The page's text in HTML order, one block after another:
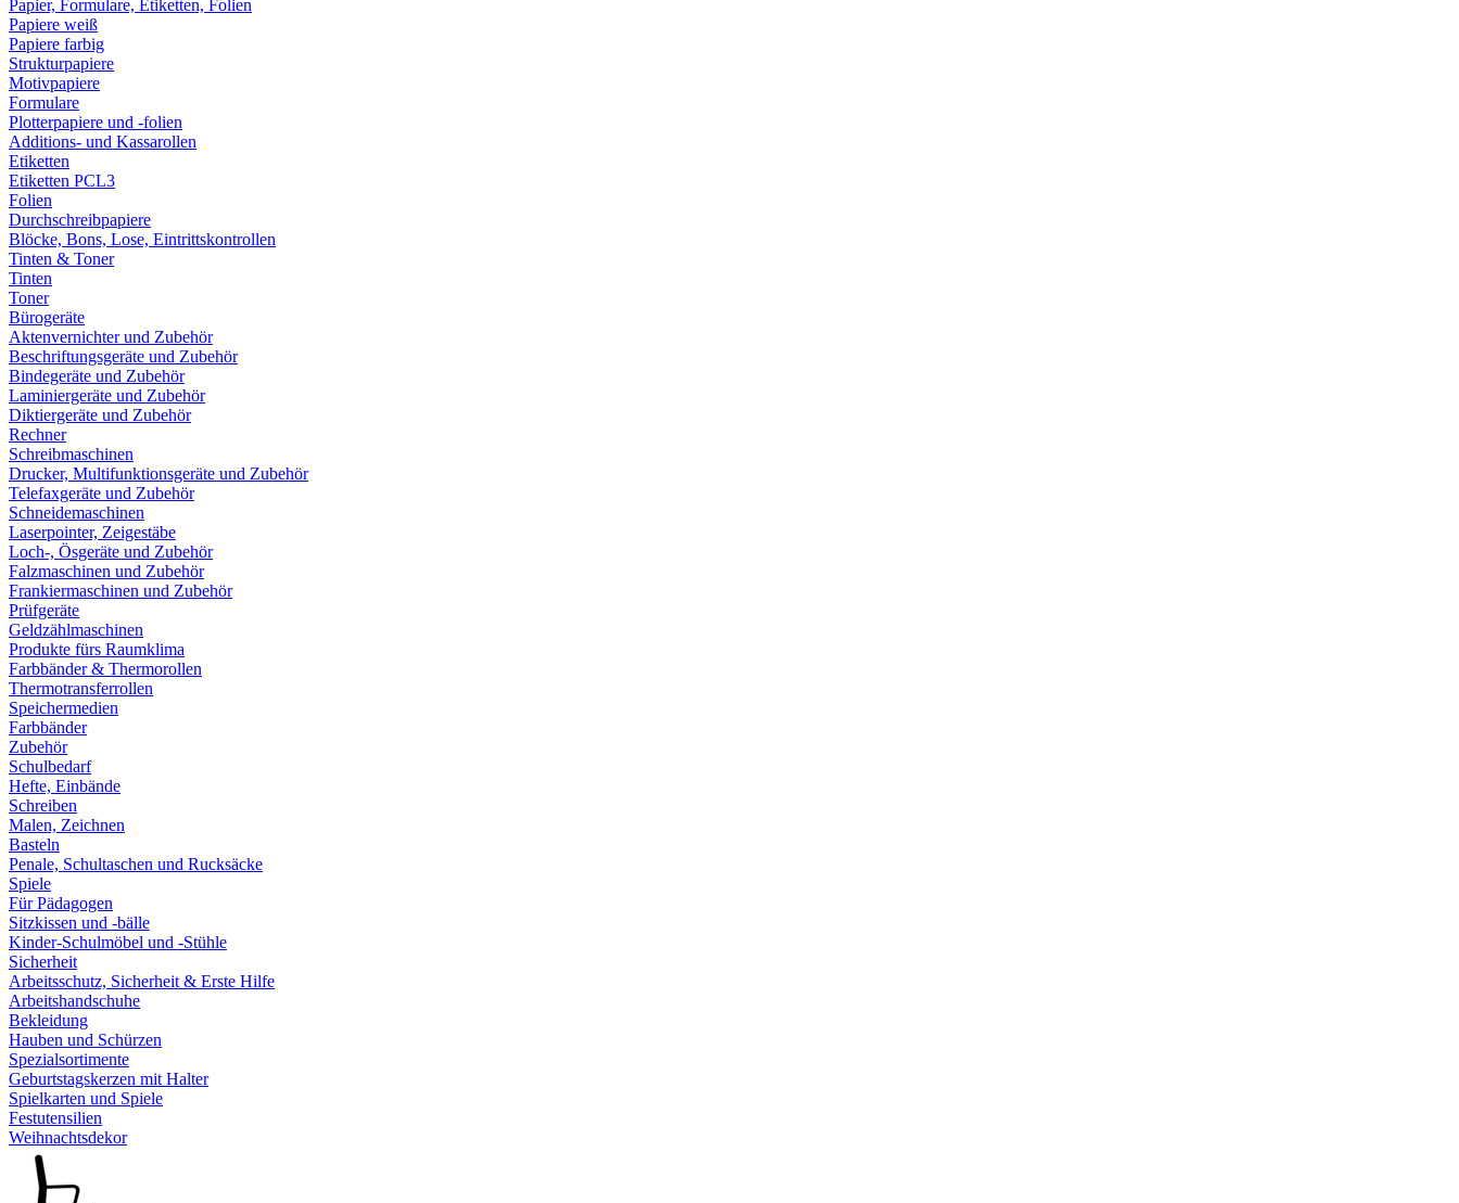
Papier, Formulare, Etiketten, Folien
Papiere weiß
Papiere farbig
Strukturpapiere
Motivpapiere
Formulare
Plotterpapiere und -folien
Additions- und Kassarollen
Etiketten
Etiketten PCL3
Folien
Durchschreibpapiere
Blöcke, Bons, Lose, Eintrittskontrollen
Tinten & Toner
Tinten
Toner
Bürogeräte
Aktenvernichter und Zubehör
Beschriftungsgeräte und Zubehör
Bindegeräte und Zubehör
Laminiergeräte und Zubehör
Diktiergeräte und Zubehör
Rechner
Schreibmaschinen
Drucker, Multifunktionsgeräte und Zubehör
Telefaxgeräte und Zubehör
Schneidemaschinen
Laserpointer, Zeigestäbe
Loch-, Ösgeräte und Zubehör
Falzmaschinen und Zubehör
Frankiermaschinen und Zubehör
Prüfgeräte
Geldzählmaschinen
Produkte fürs Raumklima
Farbbänder & Thermorollen
Thermotransferrollen
Speichermedien
Farbbänder
Zubehör
Schulbedarf
Hefte, Einbände
Schreiben
Malen, Zeichnen
Basteln
Penale, Schultaschen und Rucksäcke
Spiele
Für Pädagogen
Sitzkissen und -bälle
Kinder-Schulmöbel und -Stühle
Sicherheit
Arbeitsschutz, Sicherheit & Erste Hilfe
Arbeitshandschuhe
Bekleidung
Hauben und Schürzen
Spezialsortimente
Geburtstagskerzen mit Halter
Spielkarten und Spiele
Festutensilien
Weihnachtsdekor